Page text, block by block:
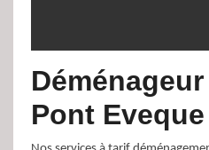
Pont Eveque